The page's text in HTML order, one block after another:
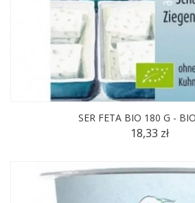
SER FETA BIO 180 G -
18,33 zł